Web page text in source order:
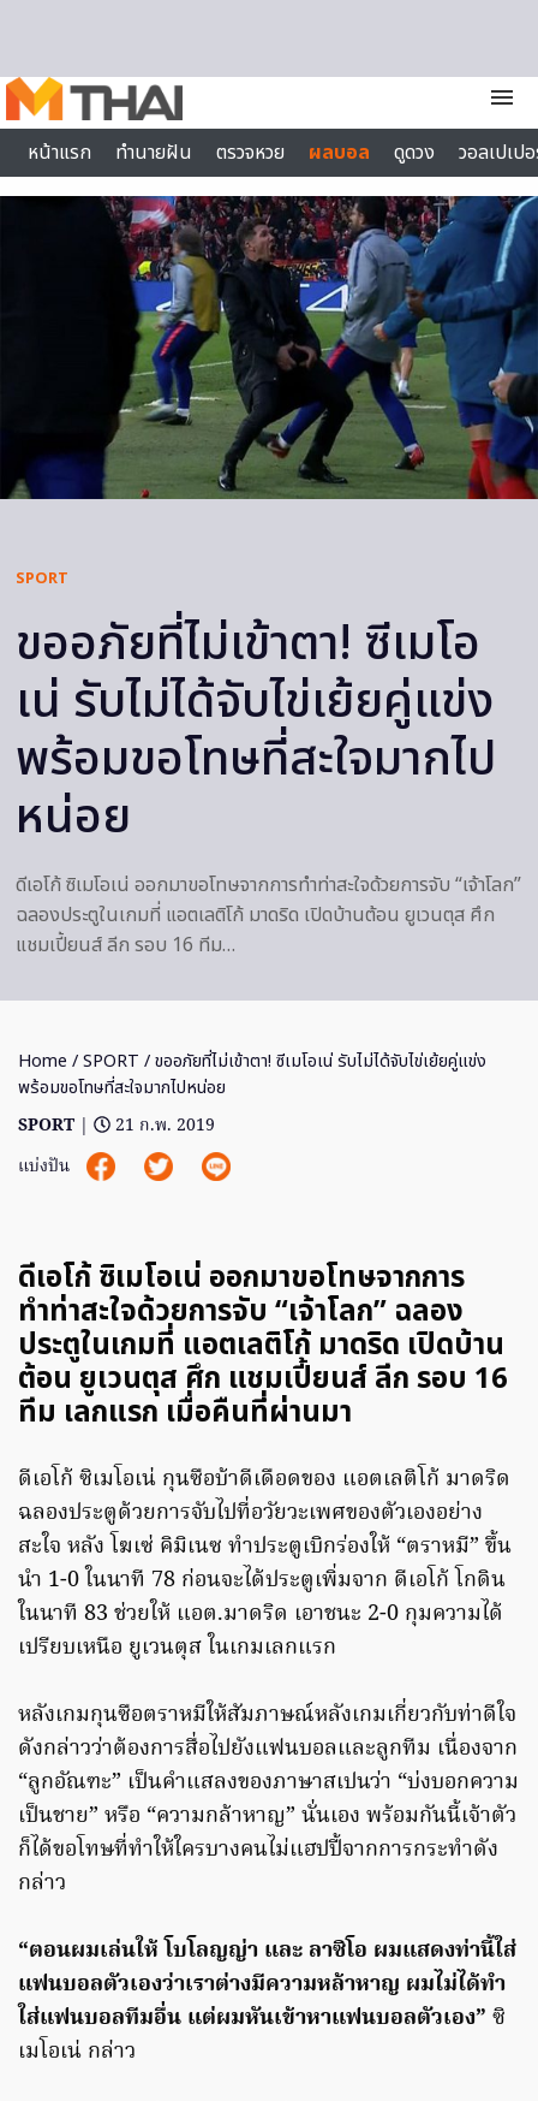
menu
หน้าแรก
ทำนายฝัน ตรวจหวย ผลบอล ดูดวง
วอลเปเป
ไลฟ์สไตล์
SPORT
ขออภัยที่ไม่เข้าตา! ซีเมโอ
เน่ รับไม่ได้จับไข่เย้ยคู่แข่ง
พร้อมขอโทษที่สะใจมากไป
หน่อย
ดีเอโก้ ซิเมโอเน่ ออกมาขอโทษจากการทำท่าสะใจด้วยการจับ “เจ้าโลก”
ฉลองประตูในเกมที่ แอตเลติโก้ มาดริด เปิดบ้านต้อน ยูเวนตุส ศึก
แชมเปี้ยนส์ ลีก รอบ 16 ทีม…
Home /SPORT / ขออภัยที่ไม่เข้าตา! ซีเมโอเน่ รับไม่ได้จับไข่เย้ยคู่แข่ง
พร้อมขอโทษที่สะใจมากไปหน่อย
SPORT |
21 ก.พ. 2019
แบ่งปัน
ดีเอโก้ ซิเมโอเน่ ออกมาขอโทษจากการ
ทำท่าสะใจด้วยการจับ “เจ้าโลก” ฉลอง
ประตูในเกมที่ แอตเลติโก้ มาดริด เปิดบ้าน
ต้อน ยูเวนตุส ศึก แชมเปี้ยนส์ ลีก รอบ 16
ทีม เลกแรก เมื่อคืนที่ผ่านมา
ดีเอโก้ ซิเมโอเน่ กุนซือบ้าดีเดือดของ แอตเลติโก้ มาดริด
ฉลองประตูด้วยการจับไปที่อวัยวะเพศของตัวเองอย่าง
สะใจ หลัง โฆเซ่ คิมิเนซ ทำประตูเบิกร่องให้ “ตราหมี” ขึ้น
นำ 1-0 ในนาที 78 ก่อนจะได้ประตูเพิ่มจาก ดีเอโก้ โกดิน
ในนาที 83 ช่วยให้ แอต.มาดริด เอาชนะ 2-0 กุมความได้
เปรียบเหนือ ยูเวนตุส ในเกมเลกแรก
หลังเกมกุนซือตราหมีให้สัมภาษณ์หลังเกมเกี่ยวกับท่าดีใจ
ดังกล่าวว่าต้องการสื่อไปยังแฟนบอลและลูกทีม เนื่องจาก
“ลูกอัณฑะ” เป็นคำแสลงของภาษาสเปนว่า “บ่งบอกความ
เป็นชาย” หรือ “ความกล้าหาญ” นั่นเอง พร้อมกันนี้เจ้าตัว
ก็ได้ขอโทษที่ทำให้ใครบางคนไม่แฮปปี้จากการกระทำดัง
กล่าว
“ตอนผมเล่นให้ โบโลญญ่า และ ลาซิโอ ผมแสดงท่านี้ใส่
แฟนบอลตัวเองว่าเราต่างมีความหล้าหาญ ผมไม่ได้ทำ
ใส่แฟนบอลทีมอื่น แต่ผมหันเข้าหาแฟนบอลตัวเอง” ซิ
เมโอเน่ กล่าว